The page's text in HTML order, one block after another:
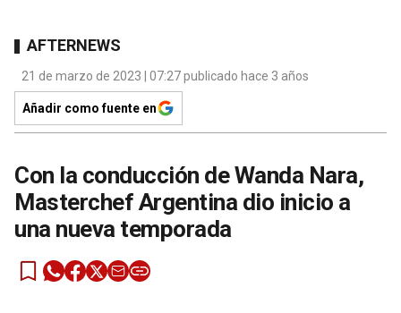
AFTERNEWS
21 de marzo de 2023 | 07:27 publicado hace 3 años
Añadir como fuente en
Con la conducción de Wanda Nara,
Masterchef Argentina dio inicio a
una nueva temporada